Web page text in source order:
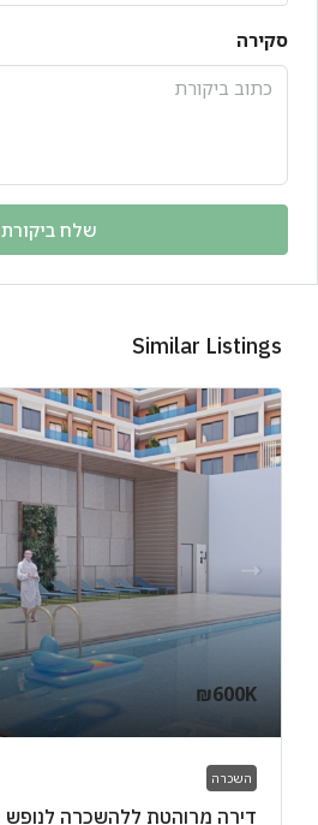
סקירה
שלח ביקורת
Similar Listings
₪600K
השכרה
דירה מרוהטת ללהשכרה לנופש